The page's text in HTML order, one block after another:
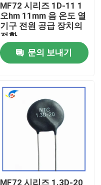
MF72 시리즈 1D-11 1
오hm 11mm 음 온도 열
기구 전원 공급 장치의
전환
문의 보내기
MF72 시리즈 1.3D-20